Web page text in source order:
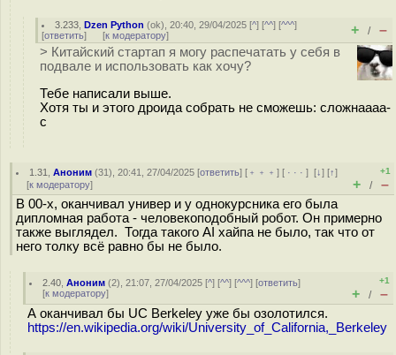
3.233 ,Dzen Python (ok), 20:40, 29/04/2025 [^] [^^] [^^^]
[ответить] [к модератору] + / –
> Китайский стартап я могу распечатать у себя в
подвале и использовать как хочу?
Тебе написали выше.
Хотя ты и этого дроида собрать не сможешь: сложнаааа-
с
1.31 ,Аноним (31), 20:41, 27/04/2025 [ответить] [ ﹢﹢﹢] [ · · ·][↓] [↑]
[к модератору]
+1
+ / –
В 00-х, оканчивал универ и у однокурсника его была
дипломная работа - человекоподобный робот. Он примерно
также выглядел. Тогда такого AI хайпа не было, так что от
него толку всё равно бы не было.
2.40 ,Аноним (2), 21:07, 27/04/2025 [^] [^^] [^^^] [ответить]
[к модератору]
+1
+ / –
А оканчивал бы UC Berkeley уже бы озолотился.
https://en.wikipedia.org/wiki/University_of_California,_Berkeley